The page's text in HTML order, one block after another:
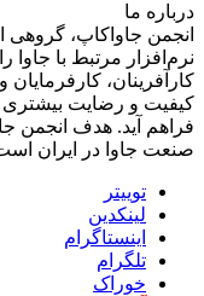
درباره‌ ما
انجمن جاواکاپ، گروهی
نرم‌افزار مرتبط با
کارآفرینان،
کیفیت و رضایت بیشتری
فراهم آید. هدف انجمن
صنعت جاوا در ایران
توییتر
لینکدین
اینستاگرام
تلگرام
خوراک